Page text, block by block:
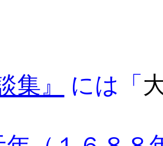
集』 には「